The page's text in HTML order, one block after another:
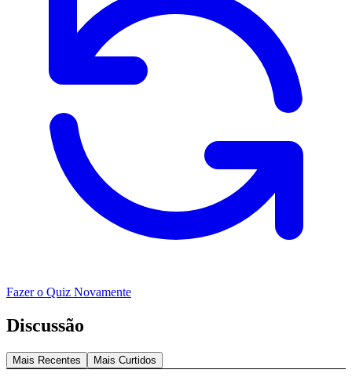
Fazer o Quiz Novamente
Discussão
Mais Recentes Mais Curtidos